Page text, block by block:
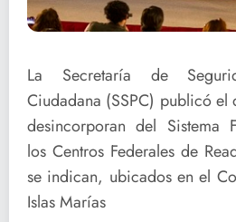
La Secretaría de
Ciudadana (SSPC) publicó el
desincorporan del Sistema
los Centros Federales de
se indican, ubicados en el
Islas Marías